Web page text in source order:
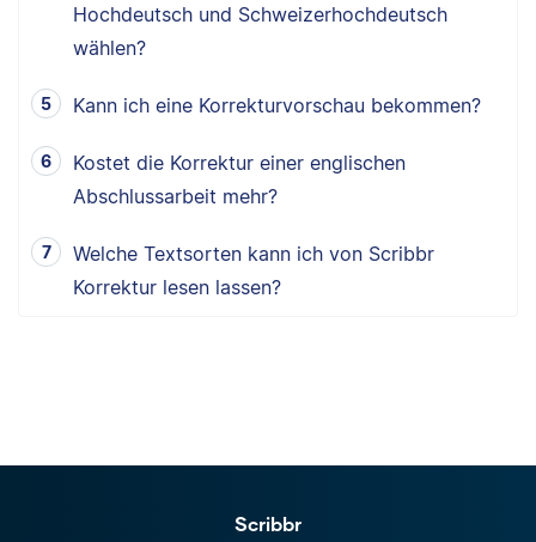
Hochdeutsch und Schweizerhochdeutsch
wählen?
Kann ich eine Korrekturvorschau bekommen?
Kostet die Korrektur einer englischen
Abschlussarbeit mehr?
Welche Textsorten kann ich von Scribbr
Korrektur lesen lassen?
Scribbr